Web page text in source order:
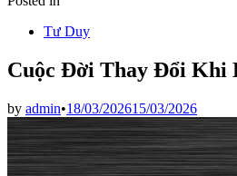
Tư Duy
Cuộc Đời Thay Đổi Khi
by admin•18/03/202615/03/2026